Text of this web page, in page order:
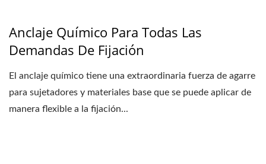
Anclaje Químico Para Todas Las
Demandas De Fijación
El anclaje químico tiene una extraordinaria fuerza de agarre
para sujetadores y materiales base que se puede aplicar de
manera flexible a la fijación...